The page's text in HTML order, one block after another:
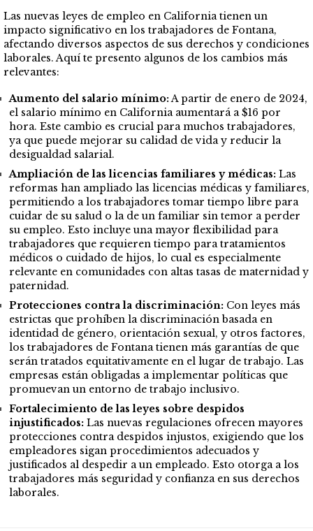
Las nuevas leyes de empleo en California tienen un
impacto significativo en los trabajadores de Fontana,
afectando diversos aspectos de sus derechos y condiciones
laborales. Aquí te presento algunos de los cambios más
relevantes:
Aumento del salario mínimo:A partir de enero de 2024,
el salario mínimo en California aumentará a $16 por
hora. Este cambio es crucial para muchos trabajadores,
ya que puede mejorar su calidad de vida y reducir la
desigualdad salarial.
Ampliación de las licencias familiares y médicas: Las
reformas han ampliado las licencias médicas y familiares,
permitiendo a los trabajadores tomar tiempo libre para
cuidar de su salud o la de un familiar sin temor a perder
su empleo. Esto incluye una mayor flexibilidad para
trabajadores que requieren tiempo para tratamientos
médicos o cuidado de hijos, lo cual es especialmente
relevante en comunidades con altas tasas de maternidad y
paternidad​.
Protecciones contra la discriminación: Con leyes más
estrictas que prohíben la discriminación basada en
identidad de género, orientación sexual, y otros factores,
los trabajadores de Fontana tienen más garantías de que
serán tratados equitativamente en el lugar de trabajo. Las
empresas están obligadas a implementar políticas que
promuevan un entorno de trabajo inclusivo.
Fortalecimiento de las leyes sobre despidos
injustificados: Las nuevas regulaciones ofrecen mayores
protecciones contra despidos injustos, exigiendo que los
empleadores sigan procedimientos adecuados y
justificados al despedir a un empleado. Esto otorga a los
trabajadores más seguridad y confianza en sus derechos
laborales.